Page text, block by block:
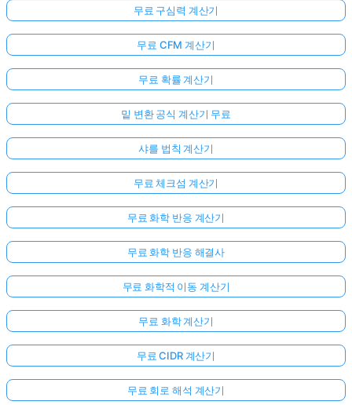
무료 구심력 계산기
무료 CFM 계산기
무료 확률 계산기
밑 변환 공식 계산기 무료
샤를 법칙 계산기
무료 체크섬 계산기
무료 화학 반응 계산기
무료 화학 반응 해결사
무료 화학적 이동 계산기
무료 화학 계산기
무료 CIDR 계산기
무료 회로 해석 계산기